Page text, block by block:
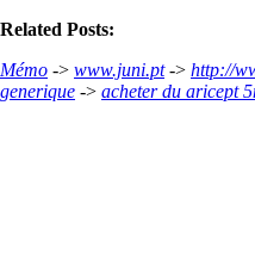
Related Posts:
Mémo -> www.juni.pt-> http://
generique -> acheter du aricept